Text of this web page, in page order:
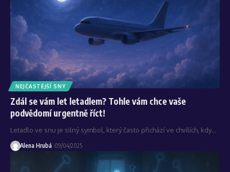
NEJČASTĚJŠÍ SNY
Zdál se vám let letadlem? Tohle vám chce vaše
podvědomí urgentně říct!
Letadlo ve snu je silný symbol, který často přichází ve chvílích, kdy…
Alena Hrubá 09/04/2025